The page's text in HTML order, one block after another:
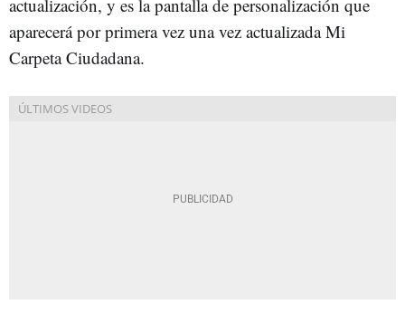
actualización, y es la pantalla de personalización que
aparecerá por primera vez una vez actualizada Mi
Carpeta Ciudadana.